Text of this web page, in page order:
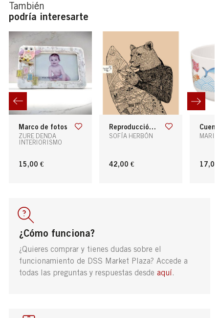
También
podría interesarte
marco de fotos
ZURE DENDA
INTERIORISMO
15,00 €
reproducción de obra "la fuerza de una leona"
SOFÍA HERBÓN
42,00 €
cuenco
¿Cómo funciona?
¿Quieres comprar y tienes dudas sobre el
funcionamiento de DSS Market Plaza? Accede a
todas las preguntas y respuestas desde aquí .